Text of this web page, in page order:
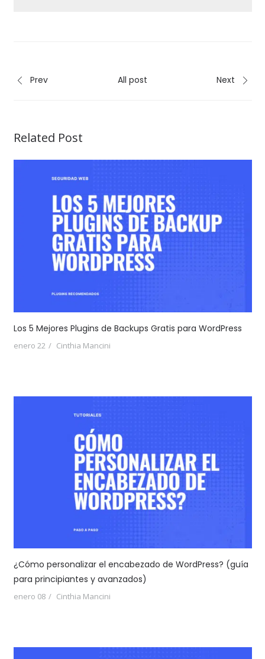
Prev All post Next
Related Post
Los 5 Mejores Plugins de Backups Gratis para WordPress
enero 22 Cinthia Mancini
¿Cómo personalizar el encabezado de WordPress? (guía
para principiantes y avanzados)
enero 08 Cinthia Mancini